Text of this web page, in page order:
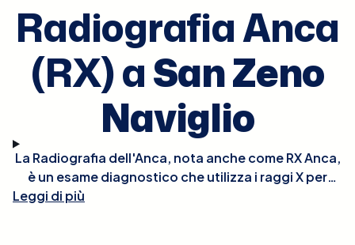
Radiografia Anca
(RX) aSan Zeno
Naviglio
La Radiografia dell'Anca, nota anche come RX Anca,
è un esame diagnostico che utilizza i raggi X per
produrre immagini dettagliate delle strutture ossee
Leggi di più